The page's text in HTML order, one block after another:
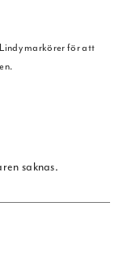
markörer för att
saknas.